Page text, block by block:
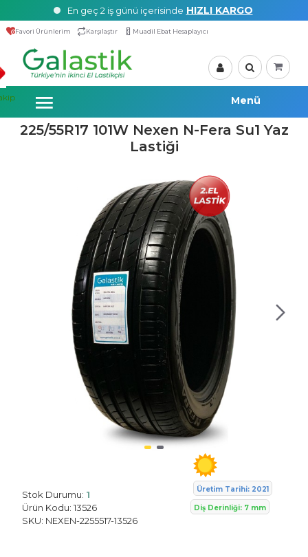
En geç 2 iş günü içerisinde HIZLI KARGO
Favori Ürünlerim Karşılaştır Muadil Ebat Hesaplayıcı
225/55R17 101W Nexen N-Fera Su1 Yaz
Lastiği
Stok Durumu: 1
Ürün Kodu: 13526
SKU: NEXEN-2255517-13526
Üretim Tarihi: 2021
Diş Derinliği: 7 mm